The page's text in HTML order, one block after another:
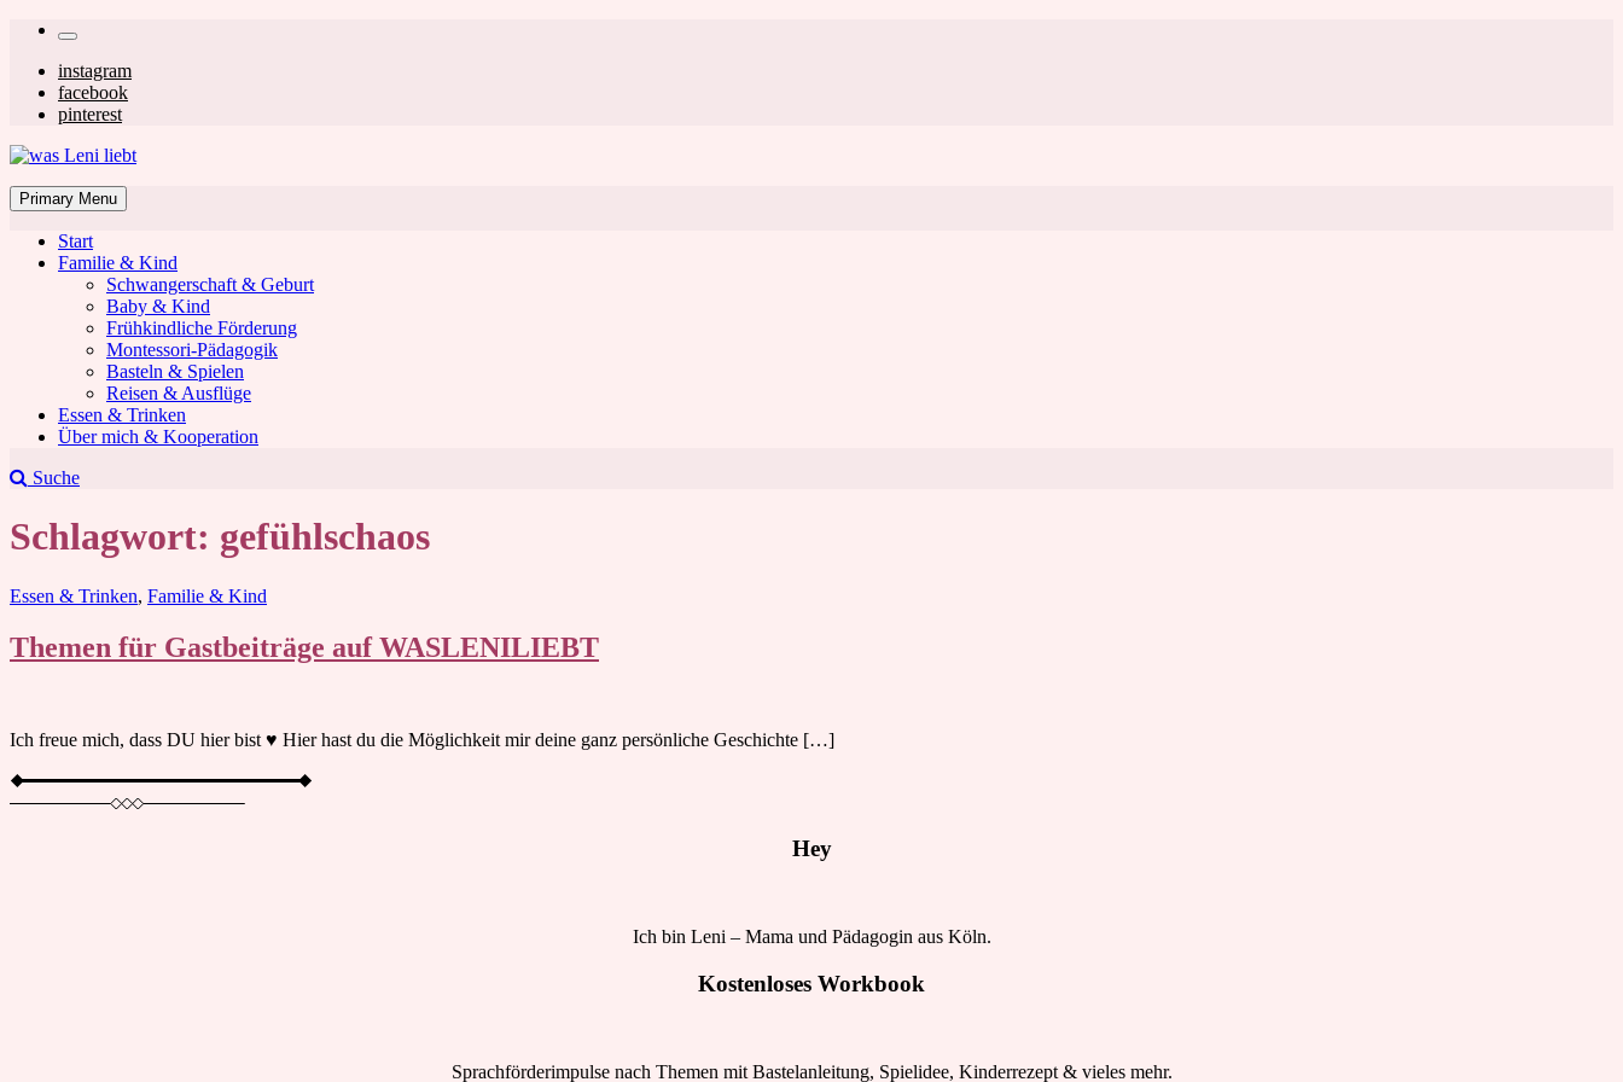
Skip
content
Secondary
left
navigation
Secondary
right
navigation
instagram
facebook
pinterest
was Leni liebt
Mom & Lifestyle Blog
Primary Menu
Start
Familie & Kind
Schwangerschaft & Geburt
Baby & Kind
Frühkindliche Förderung
Montessori-Pädagogik
Basteln & Spielen
Reisen & Ausflüge
Essen & Trinken
Über mich & Kooperation
Suche
Schlagwort: gefühlschaos
Blog
Essen & Trinken, Familie & Kind
Themen für Gastbeiträge auf WASLENILIEBT
Ich freue mich, dass DU hier bist ♥︎ Hier hast du die Möglichkeit mir deine ganz persönliche Geschichte […]
Hey
Ich bin Leni – Mama und Pädagogin aus Köln.
Kostenloses Workbook
Sprachförderimpulse nach Themen mit Bastelanleitung, Spielidee, Kinderrezept & vieles mehr.